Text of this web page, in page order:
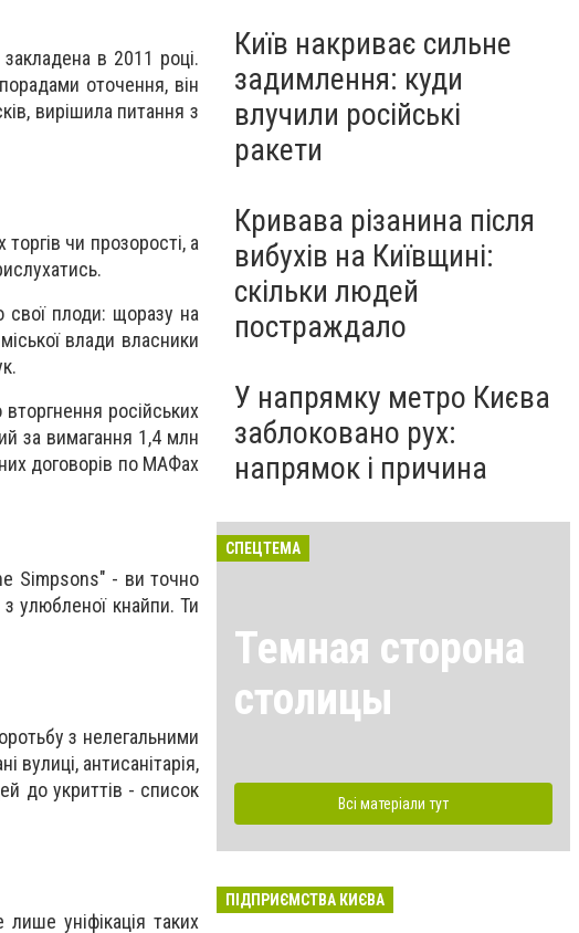
в 2011 році.
оточення, він
вирішила питання з
чи прозорості, а
свої плоди: щоразу на
влади власники
російських
за вимагання 1,4 млн
договорів по МАФах
Simpsons" - ви точно
улюбленої кнайпи. Ти
з нелегальними
вулиці, антисанітарія,
до укриттів - список
уніфікація таких
Київ накриває сильне
задимлення: куди
влучили російські
ракети
Кривава різанина після
вибухів на Київщині:
скільки людей
постраждало
У напрямку метро Києва
заблоковано рух:
напрямок і причина
СПЕЦТЕМА
Темная сторона
столицы
Всі матеріали тут
ПІДПРИЄМСТВА КИЄВА